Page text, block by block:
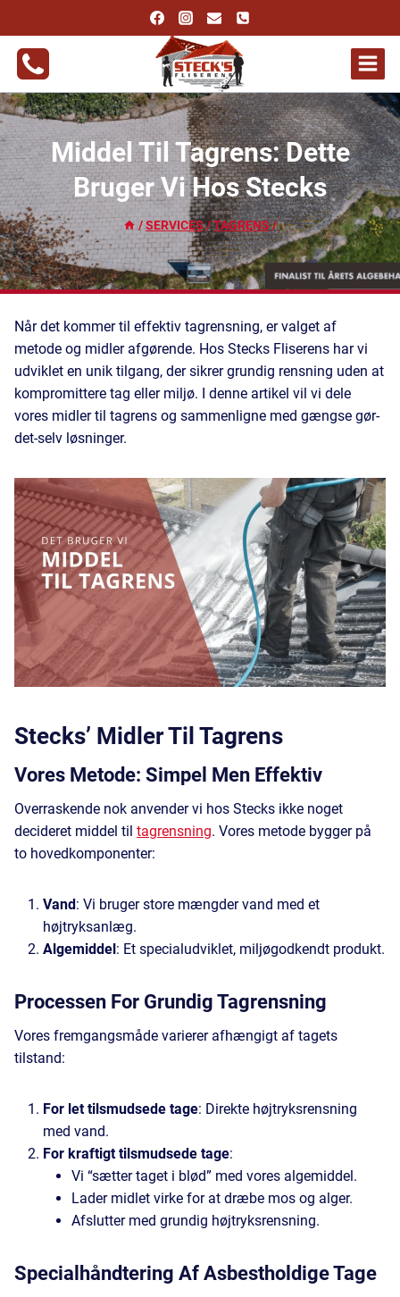
til
indhold
Middel Til Tagrens: Dette
Bruger Vi Hos Stecks
/ SERVICES/TAGRENS/
Når det kommer til effektiv tagrensning, er valget af
metode og midler afgørende. Hos Stecks Fliserens har vi
udviklet en unik tilgang, der sikrer grundig rensning uden at
kompromittere tag eller miljø. I denne artikel vil vi dele
vores midler til tagrens og sammenligne med gængse gør-
det-selv løsninger.
Stecks’ Midler Til Tagrens
Vores Metode: Simpel Men Effektiv
Overraskende nok anvender vi hos Stecks ikke noget
decideret middel til tagrensning. Vores metode bygger på
to hovedkomponenter:
Vand: Vi bruger store mængder vand med et
højtryksanlæg.
Algemiddel: Et specialudviklet, miljøgodkendt produkt.
Processen For Grundig Tagrensning
Vores fremgangsmåde varierer afhængigt af tagets
tilstand:
For let tilsmudsede tage: Direkte højtryksrensning
med vand.
For kraftigt tilsmudsede tage:
Vi “sætter taget i blød” med vores algemiddel.
Lader midlet virke for at dræbe mos og alger.
Afslutter med grundig højtryksrensning.
Specialhåndtering Af Asbestholdige Tage